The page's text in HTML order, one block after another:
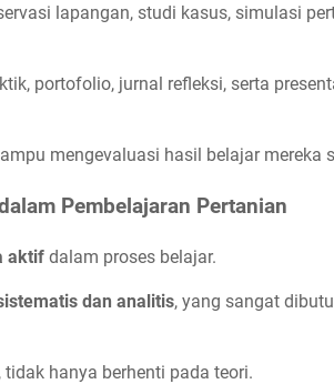
lapangan, studi kasus, simulasi
portofolio, jurnal refleksi, serta
mengevaluasi hasil belajar mereka
Pembelajaran Pertanian
aktif dalam proses belajar.
dan analitis, yang sangat
, tidak hanya berhenti pada teori.